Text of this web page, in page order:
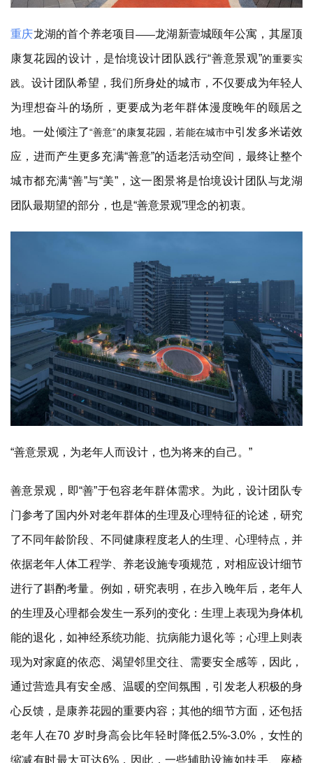
重庆龙湖的首个养老项目 ——龙湖新壹城颐年公寓，其屋顶
康复花园的设计，是怡境设计团队践行“善意景观”的重要实
践。设计团队希望，我们所身处的城市，不仅要成为年轻人
为理想奋斗的场所，更要成为老年群体漫度晚年的颐居之
地。一处倾注了“善意”的康复花园，若能在城市中引发多米诺效
应，进而产生更多充满“善意”的适老活动空间，最终让整个
城市都充满“善”与“美”，这一图景将是怡境设计团队与龙湖
团队最期望的部分，也是“善意景观”理念的初衷。
“善意景观，为老年人而设计，也为将来的自己。”
善意景观，即“善”于包容老年群体需求。为此，设计团队专
门参考了国内外对老年群体的生理及心理特征的论述，研究
了不同年龄阶段、不同健康程度老人的生理、心理特点，并
依据老年人体工程学、养老设施专项规范，对相应设计细节
进行了斟酌考量。例如，研究表明，在步入晚年后，老年人
的生理及心理都会发生一系列的变化：生理上表现为身体机
能的退化，如神经系统功能、抗病能力退化等；心理上则表
现为对家庭的依恋、渴望邻里交往、需要安全感等，因此，
通过营造具有安全感、温暖的空间氛围，引发老人积极的身
心反馈，是康养花园的重要内容；其他的细节方面，还包括
老年人在70 岁时身高会比年轻时降低2.5%-3.0%，女性的
缩减有时最大可达6%，因此，一些辅助设施如扶手、座椅